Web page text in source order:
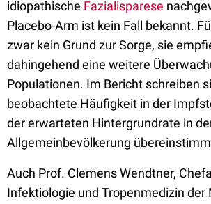
idiopathische Fazialisparese
Placebo-Arm ist kein Fall bekannt.
zwar kein Grund zur Sorge, sie
dahingehend eine weitere
Populationen. Im Bericht schreiben
beobachtete Häufigkeit in der
der erwarteten Hintergrundrate in
Allgemeinbevölkerung
Auch Prof. Clemens Wendtner,
Infektiologie und Tropenmedizin der